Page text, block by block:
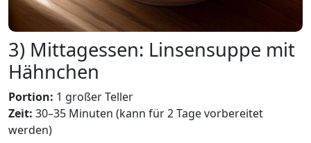
3) Mittagessen: Linsensuppe mit
Hähnchen
Portion: 1 großer Teller
Zeit: 30–35 Minuten (kann für 2 Tage vorbereitet
werden)